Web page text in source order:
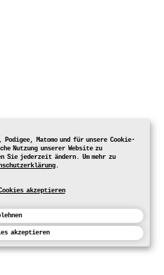
Matomo und für unsere Cookie-
Nutzung unserer Website zu
Sie jederzeit ändern. Um mehr zu
.
akzeptieren
akzeptieren